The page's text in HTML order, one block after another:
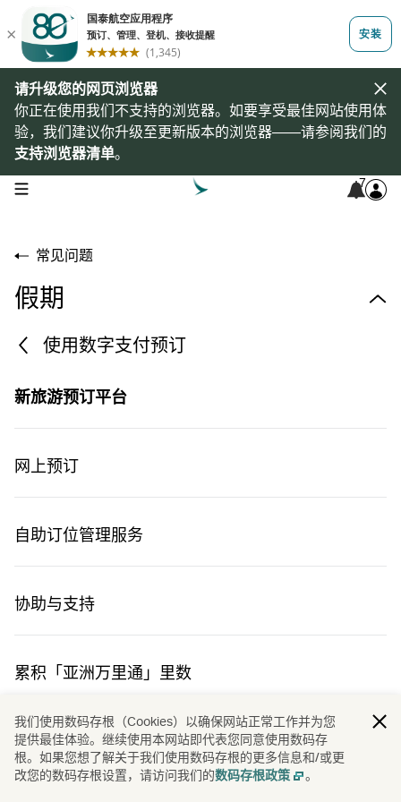
请升级您的网页浏览器
你正在使用我们不支持的浏览器。如要享受最佳网站使用体
验，我们建议你升级至更新版本的浏览器——请参阅我们的
支持浏览器清单。
open navigation menu 7
常见问题
假期
使用数字支付预订
新旅游预订平台
网上预订
自助订位管理服务
协助与支持
累积「亚洲万里通」里数
什么是Expedia 合作伙伴网站？
我们使用数码存根（Cookies）以确保网站正常工作并为您
提供最佳体验。继续使用本网站即代表您同意使用数码存
根。如果您想了解关于我们使用数码存根的更多信息和/或更
改您的数码存根设置，请访问我们的数码存根政策 。